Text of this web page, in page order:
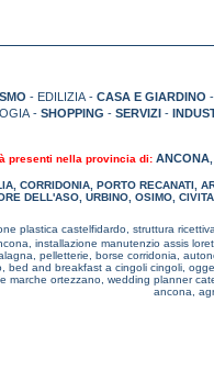
- EDILIZIA - CASA E GIARDINO
- SHOPPING - SERVIZI -
presenti nella provincia di: ANCONA,
, CORRIDONIA, PORTO RECANATI,
DELL'ASO URBINO OSIMO
plastica castelfidardo, struttura
installazione manutenzio assis
pelletterie, borse corridonia,
bed and breakfast a cingoli cingoli,
marche ortezzano, wedding planner
ancona,